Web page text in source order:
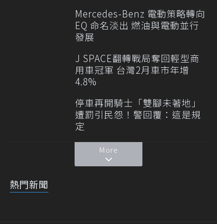
Mercedes-Benz 電動策略轉向
EQ 命名淡出 燃油與電動並行
發展
J SPACE翻轉戰局奪回輕型商
用車冠軍 台灣2月車市年增
4.8%
停車再開騎士「雙腳未著地」
遭罰引民怨！警回覆：這是規
定
More
熱門新聞